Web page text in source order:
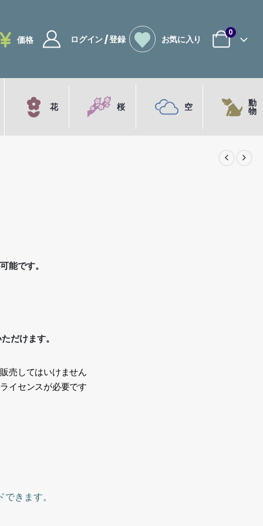
価格 ログイン / 登録 お気に入り
0
花 桜 空 動
物
能です。
だけます。
売してはいけません
イセンスが必要です
きます。